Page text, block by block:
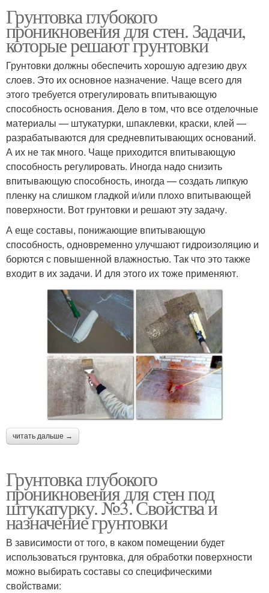
Грунтовка глубокого
проникновения для стен. Задачи,
которые решают грунтовки
Грунтовки должны обеспечить хорошую адгезию двух
слоев. Это их основное назначение. Чаще всего для
этого требуется отрегулировать впитывающую
способность основания. Дело в том, что все отделочные
материалы — штукатурки, шпаклевки, краски, клей —
разрабатываются для средневпитывающих оснований.
А их не так много. Чаще приходится впитывающую
способность регулировать. Иногда надо снизить
впитывающую способность, иногда — создать липкую
пленку на слишком гладкой и/или плохо впитывающей
поверхности. Вот грунтовки и решают эту задачу.
А еще составы, понижающие впитывающую
способность, одновременно улучшают гидроизоляцию и
борются с повышенной влажностью. Так что это также
входит в их задачи. И для этого их тоже применяют.
читать дальше →
Грунтовка глубокого
проникновения для стен под
штукатурку. №3. Свойства и
назначение грунтовки
В зависимости от того, в каком помещении будет
использоваться грунтовка, для обработки поверхности
можно выбирать составы со специфическими
свойствами: